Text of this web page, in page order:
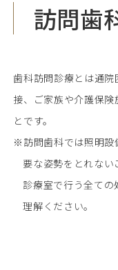
訪問歯
歯科訪問診療とは通
接、ご家族や介護保
とです。
※訪問歯科では照明設
要な姿勢をとれな
診療室で行う全て
理解ください。